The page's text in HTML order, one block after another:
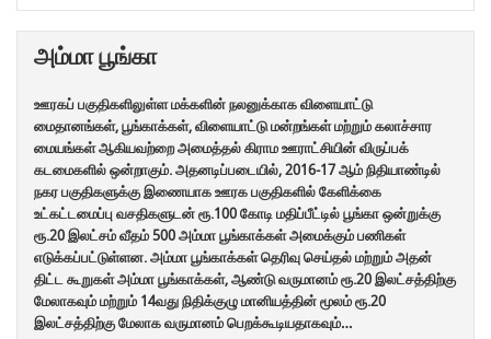
அம்மா பூங்கா
ஊரகப் பகுதிகளிலுள்ள மக்களின் நலனுக்காக விளையாட்டு
மைதானங்கள், பூங்காக்கள், விளையாட்டு மன்றங்கள் மற்றும் கலாச்சார
மையங்கள் ஆகியவற்றை அமைத்தல் கிராம ஊராட்சியின் விருப்பக்
கடமைகளில் ஒன்றாகும். அதனடிப்படையில், 2016-17 ஆம் நிதியாண்டில்
நகர பகுதிகளுக்கு இணையாக ஊரக பகுதிகளில் கேளிக்கை
உட்கட்டமைப்பு வசதிகளுடன் ரூ.100 கோடி மதிப்பீட்டில் பூங்கா ஒன்றுக்கு
ரூ.20 இலட்சம் வீதம் 500 அம்மா பூங்காக்கள் அமைக்கும் பணிகள்
எடுக்கப்பட்டுள்ளன. அம்மா பூங்காக்கள் தெரிவு செய்தல் மற்றும் அதன்
திட்ட கூறுகள் அம்மா பூங்காக்கள், ஆண்டு வருமானம் ரூ.20 இலட்சத்திற்கு
மேலாகவும் மற்றும் 14வது நிதிக்குழு மானியத்தின் மூலம் ரூ.20
இலட்சத்திற்கு மேலாக வருமானம் பெறக்கூடியதாகவும்…